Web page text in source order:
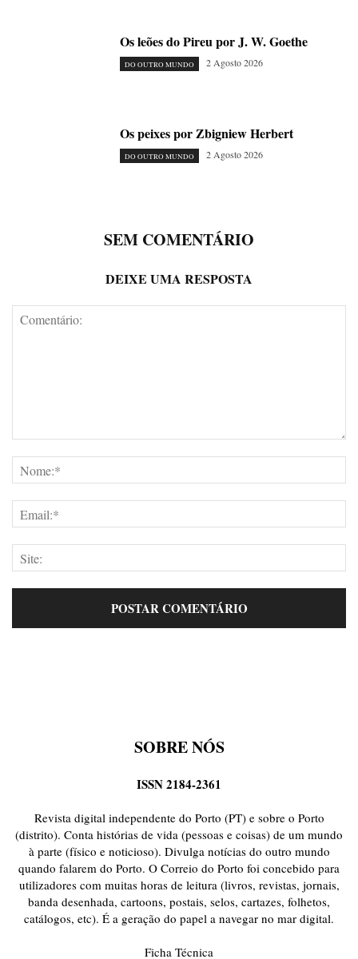
Os leões do Pireu por J. W. Goethe
DO OUTRO MUNDO 2 Agosto 2026
Os peixes por Zbigniew Herbert
DO OUTRO MUNDO 2 Agosto 2026
SEM COMENTÁRIO
DEIXE UMA RESPOSTA
SOBRE NÓS
ISSN 2184-2361
Revista digital independente do Porto (PT) e sobre o Porto
(distrito). Conta histórias de vida (pessoas e coisas) de um mundo
à parte (físico e noticioso). Divulga notícias do outro mundo
quando falarem do Porto. O Correio do Porto foi concebido para
utilizadores com muitas horas de leitura (livros, revistas, jornais,
banda desenhada, cartoons, postais, selos, cartazes, folhetos,
catálogos, etc). É a geração do papel a navegar no mar digital.
Ficha Técnica